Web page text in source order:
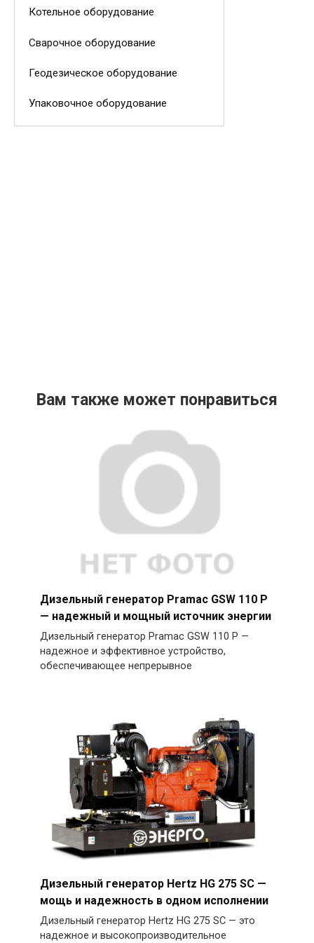
Котельное оборудование
Сварочное оборудование
Геодезическое оборудование
Упаковочное оборудование
Вам также может понравиться
Дизельный генератор Pramac GSW 110 P
— надежный и мощный источник энергии
Дизельный генератор Pramac GSW 110 P —
надежное и эффективное устройство,
обеспечивающее непрерывное
Дизельный генератор Hertz HG 275 SC —
мощь и надежность в одном исполнении
Дизельный генератор Hertz HG 275 SC — это
надежное и высокопроизводительное